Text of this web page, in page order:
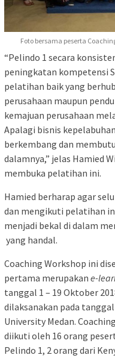
Foto bersama peserta
“Pelindo 1 secara
peningkatan kompetensi
pelatihan baik yang
perusahaan maupun
kemajuan perusahaan
Apalagi bisnis
berkembang dan
dalamnya,” jelas Hamied
membuka pelatihan ini.
Hamied berharap agar
dan mengikuti pelatihan
menjadi bekal di dalam
yang handal.
Coaching Workshop ini
pertama merupakan e-
tanggal 1 – 19 Oktober
dilaksanakan pada
University Medan.
diikuti oleh 16 orang
Pelindo 1, 2 orang dari